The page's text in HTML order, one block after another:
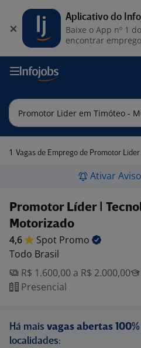
1 Vagas de Emprego de Promotor
Ativar
Promotor Líder |
Motorizado
4,6 Spot Promo
Todo Brasil
R$ 1.600,00 a R$ 2.000,00
Presencial
Há mais vagas abertas
localidades:
Aplicativo do
Baixe o App nº 1
encontrar